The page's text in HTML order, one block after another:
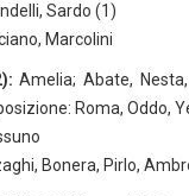
Sardo (1)
Marcolini
Amelia; Abate,
Roma, Oddo,
Bonera, Pirlo,